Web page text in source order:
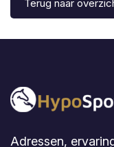
Terug naar
Adressen,